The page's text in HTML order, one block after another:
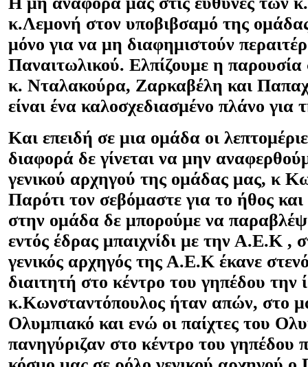
κ.Λεμονή στον υποβιβσαμό της ομάδας
μόνο για να μη διαφημιστούν
Παναιτωλικού. Ελπίζουμε η
κ. Νταλακούρα, Ζαρκαβέλη και
είναι ένα καλοσχεδιασμένο πλάνο για
Και επειδή σε μια ομάδα οι
διαφορά δε γίνεται να μην
γενικού αρχηγού της ομάδας μας, κ
Παρότι τον σεβόμαστε για το ήθος
στην ομάδα δε μπορούμε να
εντός έδρας μπαιχνίδι με την Α.Ε.Κ ,
γενικός αρχηγός της Α.Ε.Κ έκανε
διαιτητή στο κέντρο του γηπέδου την
κ.Κωνσταντόπουλος ήταν απών, στο
Ολυμπιακό και ενώ οι παίχτες του
πανηγύριζαν στο κέντρο του γηπέδου